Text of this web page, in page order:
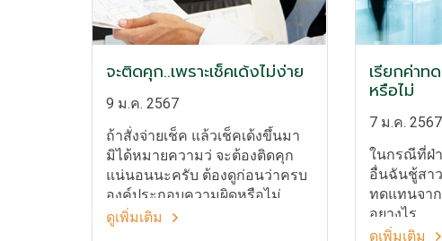
จะติดคุก..เพราะเช็คเด้งไม่ง่าย
9 ม.ค. 2567
ถ้าสั่งจ่ายเช็ค แล้วเช็คเด้งขึ้นมา
มิได้หมายความว่ จะต้องติดคุก
แน่นอนนะครับ ต้องดูก่อนว่าครบ
องค์ประกอบความผิดหรือไม่
ดูเพิ่มเติม
เรียกค่า
หรือไม่
7 ม.ค. 2567
ในกรณีที่ฝ่
อื่นฉันชู้สาว
ทดแทนจา
อยางไร
ดูเพิ่มเติม